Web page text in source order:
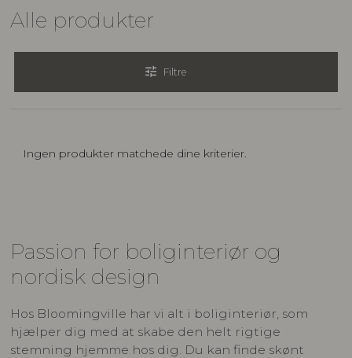
Alle produkter
tune Filtre
Ingen produkter matchede dine kriterier.
Passion for boliginteriør og
nordisk design
Hos Bloomingville har vi alt i boliginteriør, som
hjælper dig med at skabe den helt rigtige
stemning hjemme hos dig. Du kan finde skønt